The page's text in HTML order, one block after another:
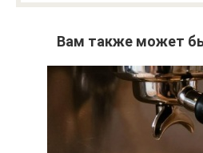
Вам также может